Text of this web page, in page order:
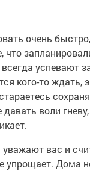
очень
что
успевают
кого-то ждать,
воли
уважают вас и
упрощает. Дома